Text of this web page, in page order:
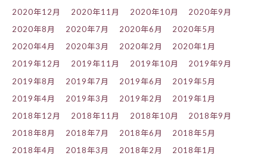
2020年12月
2020年11月 2020年10月
2020年9月
2020年8月
2020年7月 2020年6月
2020年5月
2020年4月
2020年3月 2020年2月
2020年1月
2019年12月
2019年11月 2019年10月
2019年9月
2019年8月
2019年7月 2019年6月
2019年5月
2019年4月
2019年3月 2019年2月
2019年1月
2018年12月
2018年11月 2018年10月
2018年9月
2018年8月
2018年7月 2018年6月
2018年5月
2018年4月
2018年3月 2018年2月
2018年1月